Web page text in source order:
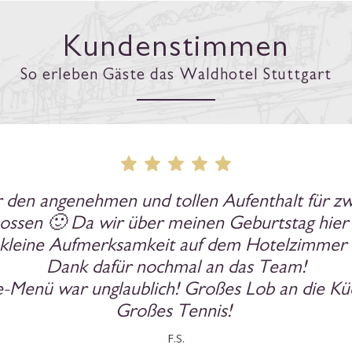
Kundenstimmen
So erleben Gäste das Waldhotel Stuttgart
hier organisiert und freue mich,
ist ein schönes Haus mit einem
und so nettem Personal. Das hat
an allen Veranstaltungen, die bei
teilnehmen zu können!
A.L.